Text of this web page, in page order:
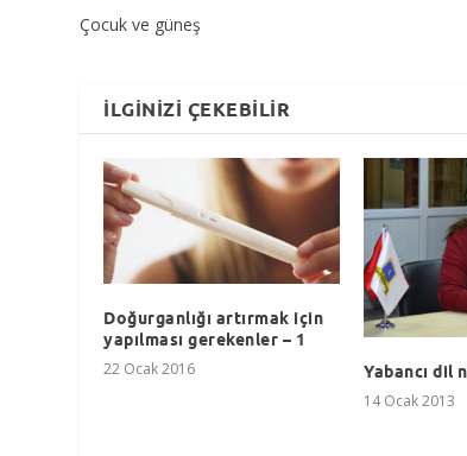
Çocuk ve güneş
İLGINIZI ÇEKEBILIR
Doğurganlığı artırmak için
yapılması gerekenler – 1
22 Ocak 2016 Yabancı dil
14 Ocak 2013